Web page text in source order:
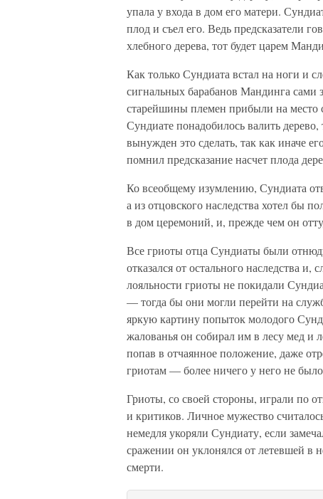
упала у входа в дом его матери.
плод и съел его. Ведь предсказатели
хлебного дерева, тот будет царем
Как только Сундиата встал на ноги и
сигнальных барабанов Мандинга сами
старейшины племен прибыли на место
Сундиате понадобилось валить
вынужден это сделать, так как иначе
помнил предсказание насчет плода
Ко всеобщему изумлению, Сундиата
а из отцовского наследства хотел бы
в дом церемоний, и, прежде чем он
Все гриоты отца Сундиаты были
отказался от остального наследства
лояльности гриоты не покидали
— тогда бы они могли перейти на
яркую картину попыток молодого
жалованья он собирал им в лесу мед и
попав в отчаянное положение, даже
гриотам — более ничего у него не
Гриоты, со своей стороны, играли по
и критиков. Личное мужество
немедля укоряли Сундиату, если
сражении он уклонялся от летевшей в
смерти.